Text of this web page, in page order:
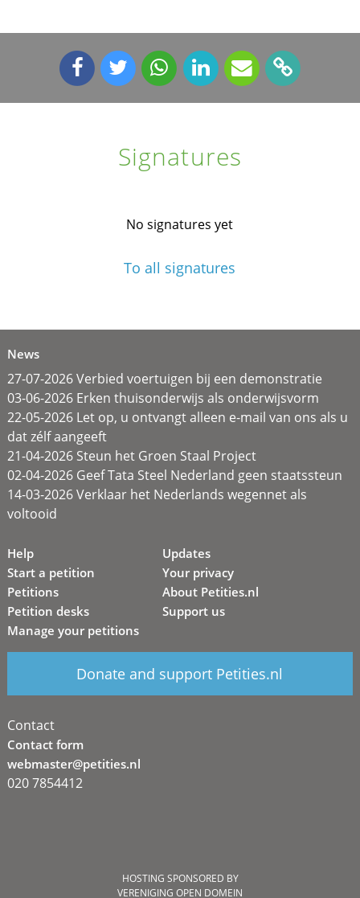
Signatures
No signatures yet
To all signatures
News
27-07-2026 Verbied voertuigen bij een demonstratie
03-06-2026 Erken thuisonderwijs als onderwijsvorm
22-05-2026 Let op, u ontvangt alleen e-mail van ons als u
dat zélf aangeeft
21-04-2026 Steun het Groen Staal Project
02-04-2026 Geef Tata Steel Nederland geen staatssteun
14-03-2026 Verklaar het Nederlands wegennet als
voltooid
Help
Start a petition
Petitions
Petition desks
Manage your petitions
Updates
Your privacy
About Petities.nl
Support us
Donate and support Petities.nl
Contact
Contact form
webmaster@petities.nl
020 7854412
HOSTING SPONSORED BY
VERENIGING OPEN DOMEIN